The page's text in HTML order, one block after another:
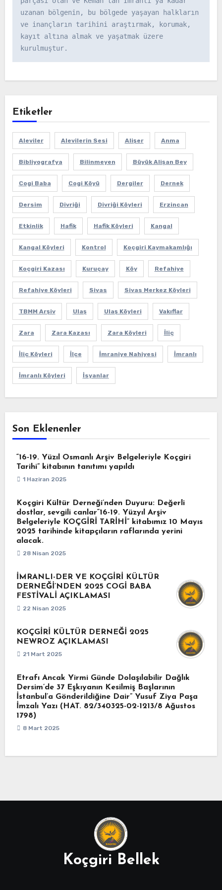
uzanan bölgenin, bu bölgede yaşayan halkların
ve inançların tarihini araştırmak, korumak,
kayıt altına almak ve yaşatmak üzere
kurulmuştur.
Etiketler
Aleviler Alevilerin Sesi Alişer Anma
Bibliyografya Bilinmeyen Büyük Alişan Bey
Cogi Baba Cogi Köyü Dergiler Dernek
Dersim Divriği Divriği Köyleri Erzincan
Etkinlik Hafik Hafik Köyleri Kangal
Kangal Köyleri Kontrol Koçgiri Kaymakamlığı
Koçgiri Kazası Kuruçay Köy Refahiye
Refahiye Köyleri Sivas Sivas Merkez Köyleri
TBMM Arşiv Ulaş Ulaş Köyleri Vakıflar
Zara Zara Kazası Zara Köyleri İliç
İliç Köyleri İlçe İmraniye Nahiyesi İmranlı
İmranlı Köyleri İsyanlar
Son Eklenenler
“16-19. Yüzıl Osmanlı Arşiv Belgeleriyle Koçgiri
Tarihi” kitabının tanıtımı yapıldı
1 Haziran 2025
Koçgiri Kültür Derneği’nden Duyuru: Değerli
dostlar, sevgili canlar“16-19. Yüzyıl Arşiv
Belgeleriyle KOÇGİRİ TARİHİ” kitabımız 10 Mayıs
2025 tarihinde kitapçıların raflarında yerini
alacak.
28 Nisan 2025
İMRANLI-DER VE KOÇGİRİ KÜLTÜR
DERNEĞİ’NDEN 2025 COGİ BABA
FESTİVALİ AÇIKLAMASI
22 Nisan 2025
KOÇGİRİ KÜLTÜR DERNEĞİ 2025
NEWROZ AÇIKLAMASI
21 Mart 2025
Etrafı Ancak Yirmi Günde Dolaşılabilir Dağlık
Dersim’de 37 Eşkıyanın Kesilmiş Başlarının
İstanbul’a Gönderildiğine Dair” Yusuf Ziya Paşa
İmzalı Yazı (HAT. 82/340325-02-1213/8 Ağustos
1798)
8 Mart 2025
Koçgiri Bellek